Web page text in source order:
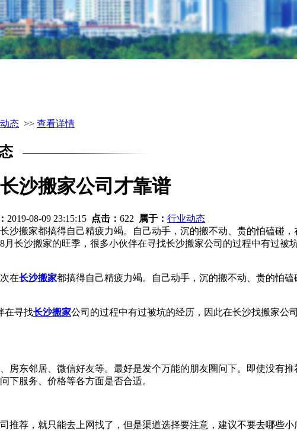
态 >> 查看详情
沙搬家公司才靠谱
2019-08-09 23:15:15 点击： 622 属于： 行业动态
沙搬家都搞得自己精疲力竭。自己动手，沉的搬不动、贵的怕磕碰
长沙搬家的旺季，很多小伙伴在寻找长沙搬家公司的过程中有过
在长沙搬家都搞得自己精疲力竭。自己动手，沉的搬不动、贵的怕
在寻找长沙搬家公司的过程中有过被坑的经历，因此在长沙找搬家公
房东邻居、微信好友等。最好是发个万能的朋友圈问下。即使没有
下服务、价格等各方面是否合适。
推荐，就只能去上网找了，但是渠道选择要注意，建议不要去哪些